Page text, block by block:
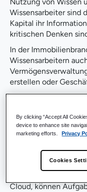
Nutzung von Wissen
Wissensarbeiter sind
Kapital ihr
kritischen Denken
In der
Wissensarbeitern
erstellen oder
Was ist
Work
Die Automatisierung
die Aufgaben von
Cloud, können
By clicking “Accept All
device to enhance site
marketing efforts.
Privacy
Cookies